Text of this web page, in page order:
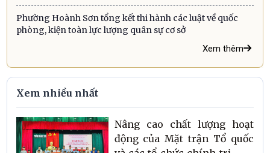
Phường Hoành Sơn tổng kết thi hành các luật về quốc
phòng, kiện toàn lực lượng quân sự cơ sở
Xem thêm
Xem nhiều nhất
Nâng cao chất lượng hoạt
động của Mặt trận Tổ quốc